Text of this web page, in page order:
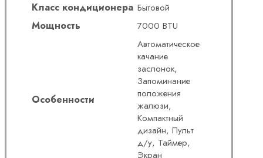
Класс кондиционера Бытовой
Мощность 7000 BTU
Особенности
Автоматическое
качание
заслонок,
Запоминание
положения
жалюзи,
Компактный
дизайн, Пульт
д/у, Таймер,
Экран